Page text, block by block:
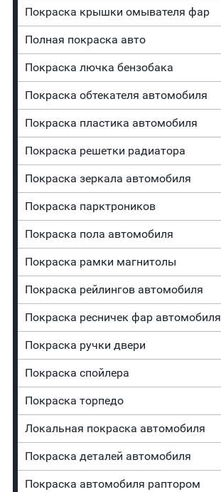
Покраска крышки омывателя фар
Полная покраска авто
Покраска лючка бензобака
Покраска обтекателя автомобиля
Покраска пластика автомобиля
Покраска решетки радиатора
Покраска зеркала автомобиля
Покраска парктроников
Покраска пола автомобиля
Покраска рамки магнитолы
Покраска рейлингов автомобиля
Покраска ресничек фар автомобиля
Покраска ручки двери
Покраска спойлера
Покраска торпедо
Локальная покраска автомобиля
Покраска деталей автомобиля
Покраска автомобиля раптором